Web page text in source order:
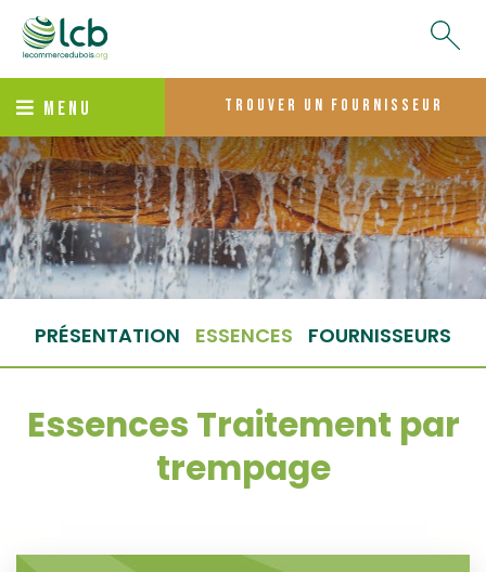
MENU trouver un fournisseur
PRÉSENTATION ESSENCES FOURNISSEURS
Essences Traitement par
trempage